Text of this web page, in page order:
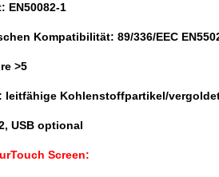
EN50082-1
Kompatibilität: 89/336/EEC
>5
Kohlenstoffpartikel/
USB optional
Screen: